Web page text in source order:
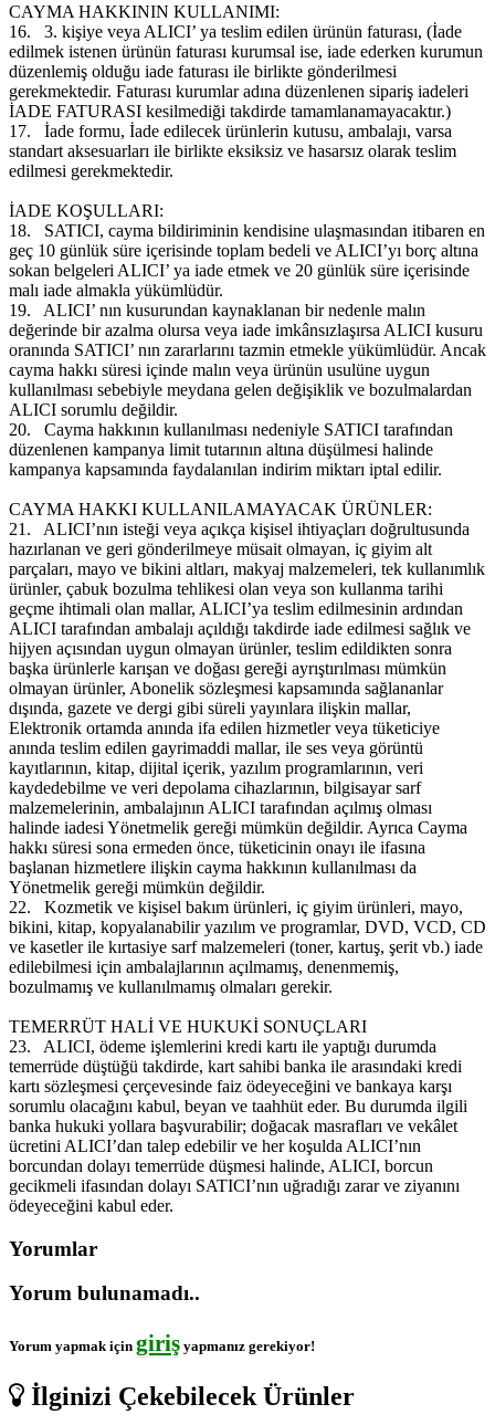
CAYMA HAKKININ KULLANIMI:
16.
3. kişiye veya ALICI’ ya teslim edilen ürünün faturası, (İade
edilmek istenen ürünün faturası kurumsal ise, iade ederken kurumun
düzenlemiş olduğu iade faturası ile birlikte gönderilmesi
gerekmektedir. Faturası kurumlar adına düzenlenen sipariş iadeleri
İADE FATURASI kesilmediği takdirde tamamlanamayacaktır.)
17.
İade formu, İade edilecek ürünlerin kutusu, ambalajı, varsa
standart aksesuarları ile birlikte eksiksiz ve hasarsız olarak teslim
edilmesi gerekmektedir.
İADE KOŞULLARI:
18.
SATICI, cayma bildiriminin kendisine ulaşmasından itibaren en
geç 10 günlük süre içerisinde toplam bedeli ve ALICI’yı borç altına
sokan belgeleri ALICI’ ya iade etmek ve 20 günlük süre içerisinde
malı iade almakla yükümlüdür.
19.
ALICI’ nın kusurundan kaynaklanan bir nedenle malın
değerinde bir azalma olursa veya iade imkânsızlaşırsa ALICI kusuru
oranında SATICI’ nın zararlarını tazmin etmekle yükümlüdür. Ancak
cayma hakkı süresi içinde malın veya ürünün usulüne uygun
kullanılması sebebiyle meydana gelen değişiklik ve bozulmalardan
ALICI sorumlu değildir.
20.
Cayma hakkının kullanılması nedeniyle SATICI tarafından
düzenlenen kampanya limit tutarının altına düşülmesi halinde
kampanya kapsamında faydalanılan indirim miktarı iptal edilir.
CAYMA HAKKI KULLANILAMAYACAK ÜRÜNLER:
21.
ALICI’nın isteği veya açıkça kişisel ihtiyaçları doğrultusunda
hazırlanan ve geri gönderilmeye müsait olmayan, iç giyim alt
parçaları, mayo ve bikini altları, makyaj malzemeleri, tek kullanımlık
ürünler, çabuk bozulma tehlikesi olan veya son kullanma tarihi
geçme ihtimali olan mallar, ALICI’ya teslim edilmesinin ardından
ALICI tarafından ambalajı açıldığı takdirde iade edilmesi sağlık ve
hijyen açısından uygun olmayan ürünler, teslim edildikten sonra
başka ürünlerle karışan ve doğası gereği ayrıştırılması mümkün
olmayan ürünler, Abonelik sözleşmesi kapsamında sağlananlar
dışında, gazete ve dergi gibi süreli yayınlara ilişkin mallar,
Elektronik ortamda anında ifa edilen hizmetler veya tüketiciye
anında teslim edilen gayrimaddi mallar, ile ses veya görüntü
kayıtlarının, kitap, dijital içerik, yazılım programlarının, veri
kaydedebilme ve veri depolama cihazlarının, bilgisayar sarf
malzemelerinin, ambalajının ALICI tarafından açılmış olması
halinde iadesi Yönetmelik gereği mümkün değildir. Ayrıca Cayma
hakkı süresi sona ermeden önce, tüketicinin onayı ile ifasına
başlanan hizmetlere ilişkin cayma hakkının kullanılması da
Yönetmelik gereği mümkün değildir.
22.
Kozmetik ve kişisel bakım ürünleri, iç giyim ürünleri, mayo,
bikini, kitap, kopyalanabilir yazılım ve programlar, DVD, VCD, CD
ve kasetler ile kırtasiye sarf malzemeleri (toner, kartuş, şerit vb.) iade
edilebilmesi için ambalajlarının açılmamış, denenmemiş,
bozulmamış ve kullanılmamış olmaları gerekir.
TEMERRÜT HALİ VE HUKUKİ SONUÇLARI
23.
ALICI, ödeme işlemlerini kredi kartı ile yaptığı durumda
temerrüde düştüğü takdirde, kart sahibi banka ile arasındaki kredi
kartı sözleşmesi çerçevesinde faiz ödeyeceğini ve bankaya karşı
sorumlu olacağını kabul, beyan ve taahhüt eder. Bu durumda ilgili
banka hukuki yollara başvurabilir; doğacak masrafları ve vekâlet
ücretini ALICI’dan talep edebilir ve her koşulda ALICI’nın
borcundan dolayı temerrüde düşmesi halinde, ALICI, borcun
gecikmeli ifasından dolayı SATICI’nın uğradığı zarar ve ziyanını
ödeyeceğini kabul eder.
Yorumlar
Yorum bulunamadı..
Yorum yapmak için giriş yapmanız gerekiyor!
İlginizi Çekebilecek Ürünler